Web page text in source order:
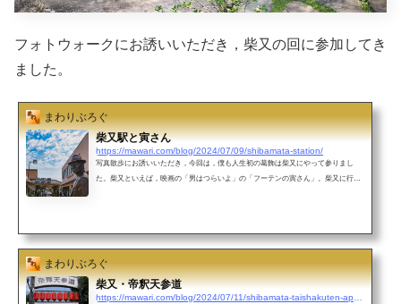
フォトウォークにお誘いいただき，柴又の回に参加してき
ました。
まわりぶろぐ
柴又駅と寅さん
https://mawari.com/blog/2024/07/09/shibamata-station/
写真散歩にお誘いいただき，今回は，僕も人生初の葛飾は柴又にやって参りまし
た。柴又といえば，映画の「男はつらいよ」の「フーテンの寅さん」。柴又に行く
すでに「男はつらいよ」の名シーンが紹介されているほど，「寅さん」推し。今日
まわりぶろぐ
柴又・帝釈天参道
https://mawari.com/blog/2024/07/11/shibamata-taishakuten-approach/